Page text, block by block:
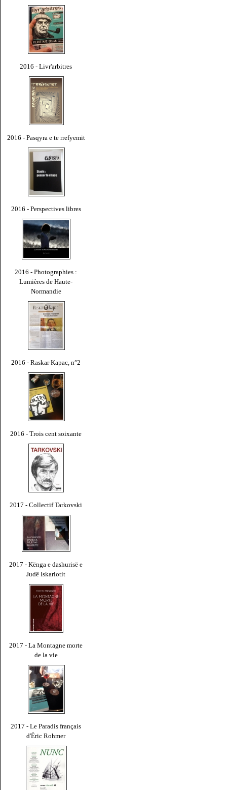
2016 - Livr'arbitres
2016 - Pasqyra e te rrefyemit
2016 - Perspectives libres
2016 - Photographies :
Lumières de Haute-
Normandie
2016 - Raskar Kapac, n°2
2016 - Trois cent soixante
2017 - Collectif Tarkovski
2017 - Kënga e dashurisë e
Judë Iskariotit
2017 - La Montagne morte
de la vie
2017 - Le Paradis français
d'Éric Rohmer